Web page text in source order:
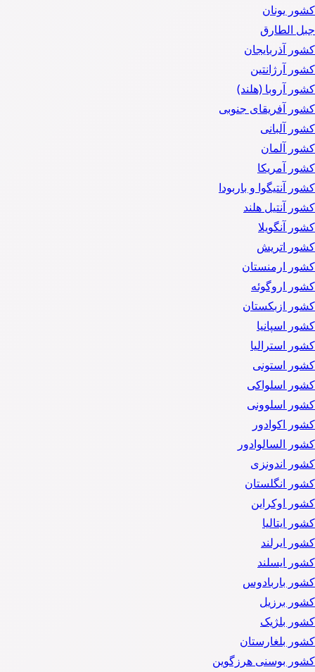
کشور یونان
جبل الطارق
کشور آذربایجان
کشور آرژانتین
کشور آروبا (هلند)
کشور آفریقای جنوبی
کشور آلبانی
کشور آلمان
کشور آمریکا
کشور آنتیگوا و باربودا
کشور آنتیل هلند
کشور آنگویلا
کشور اتریش
کشور ارمنستان
کشور اروگوئه
کشور ازبکستان
کشور اسپانیا
کشور استرالیا
کشور استونی
کشور اسلواکی
کشور اسلوونی
کشور اکوادور
کشور السالوادور
کشور اندونزی
کشور انگلستان
کشور اوکراین
کشور ایتالیا
کشور ایرلند
کشور ایسلند
کشور باربادوس
کشور برزیل
کشور بلژیک
کشور بلغارستان
کشور بوسنی هرزگوین